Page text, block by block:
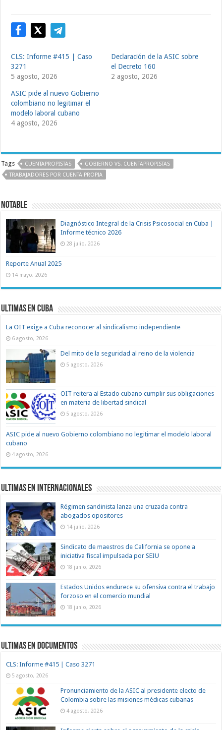
CLS: Informe #415 | Caso
3271
5 agosto, 2026
Declaración de la ASIC sobre
el Decreto 160
2 agosto, 2026
ASIC pide al nuevo Gobierno
colombiano no legitimar el
modelo laboral cubano
4 agosto, 2026
Tags CUENTAPROPISTAS
GOBIERNO VS. CUENTAPROPISTAS
TRABAJADORES POR CUENTA PROPIA
Notable
Diagnóstico Integral de la Crisis Psicosocial en Cuba |
Informe técnico 2026
28 julio, 2026
Reporte Anual 2025
14 mayo, 2026
Ultimas en Cuba
La OIT exige a Cuba reconocer al sindicalismo independiente
6 agosto, 2026
Del mito de la seguridad al reino de la violencia
5 agosto, 2026
OIT reitera al Estado cubano cumplir sus obligaciones
en materia de libertad sindical
5 agosto, 2026
ASIC pide al nuevo Gobierno colombiano no legitimar el modelo laboral
cubano
4 agosto, 2026
Ultimas en Internacionales
Régimen sandinista lanza una cruzada contra
abogados opositores
14 julio, 2026
Sindicato de maestros de California se opone a
iniciativa fiscal impulsada por SEIU
18 junio, 2026
Estados Unidos endurece su ofensiva contra el trabajo
forzoso en el comercio mundial
18 junio, 2026
Ultimas en documentos
CLS: Informe #415 | Caso 3271
5 agosto, 2026
Pronunciamiento de la ASIC al presidente electo de
Colombia sobre las misiones médicas cubanas
4 agosto, 2026